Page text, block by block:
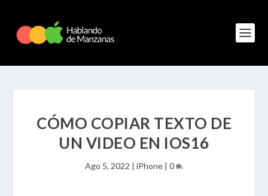
CÓMO COPIAR TEXTO DE
UN VIDEO EN IOS16
Ago 5, 2022 | iPhone | 0